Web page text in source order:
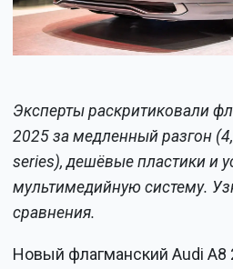
Эксперты раскритиковали
2025 за медленный разгон
series), дешёвые пластики и
мультимедийную систему.
сравнения.
Новый флагманский Audi A8